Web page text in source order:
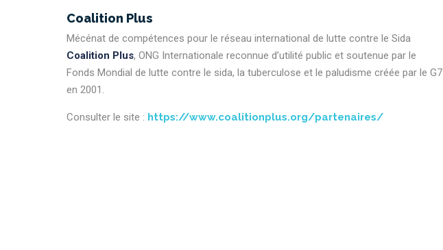
Coalition Plus
Mécénat de compétences pour le réseau international de lutte contre le Sida
Coalition Plus, ONG Internationale reconnue d’utilité public et soutenue par le
Fonds Mondial de lutte contre le sida, la tuberculose et le paludisme créée par le G7
en 2001.
Consulter le site : https://www.coalitionplus.org/partenaires/